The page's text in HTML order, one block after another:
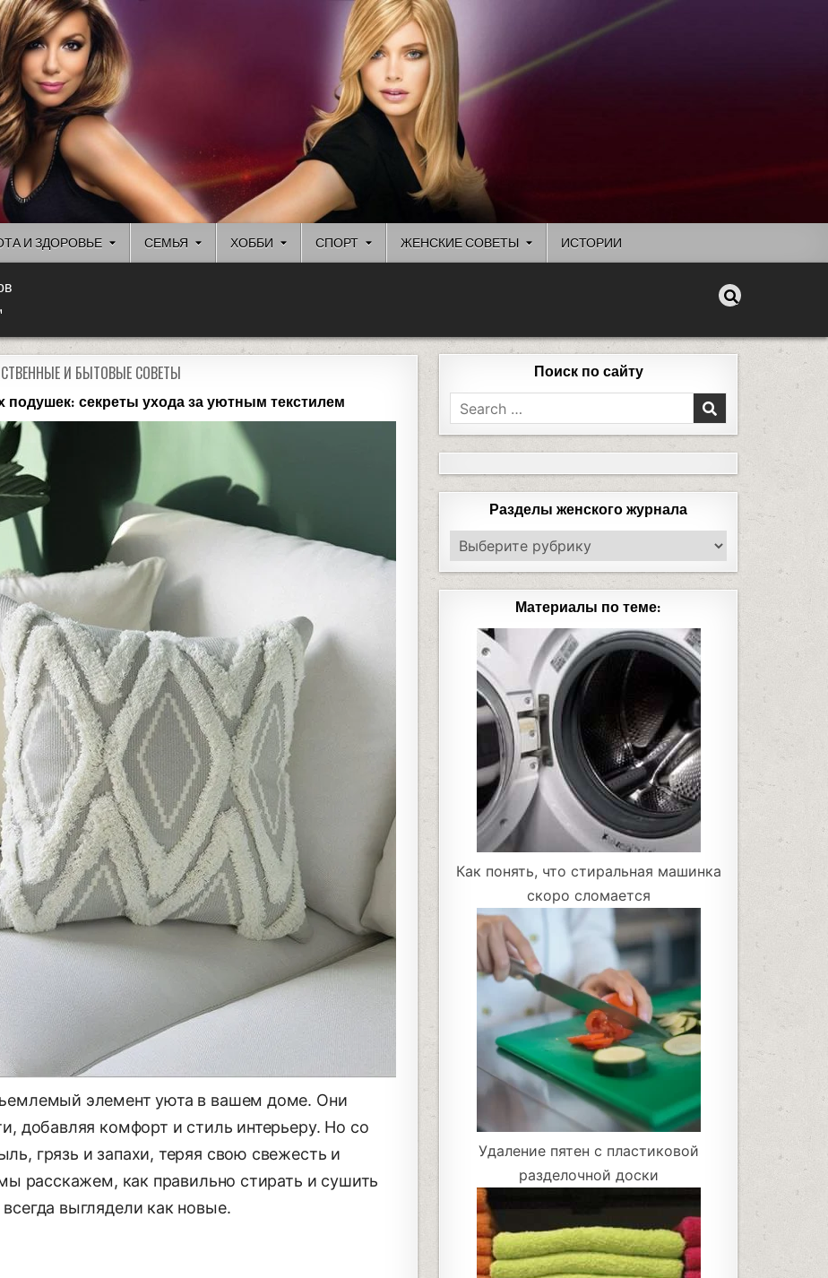
И ЗДОРОВЬЕ СЕМЬЯ ХОББИ СПОРТ ЖЕНСКИЕ СОВЕТЫ ИСТОРИИ
И БЫТОВЫЕ СОВЕТЫ
подушек: секреты ухода за уютным текстилем
элемент уюта в вашем доме. Они
добавляя комфорт и стиль интерьеру. Но со
грязь и запахи, теряя свою свежесть и
расскажем, как правильно стирать и сушить
выглядели как новые.
Поиск по сайту
Разделы женского журнала
Материалы по теме:
Как понять, что стиральная машинка
скоро сломается
Удаление пятен с пластиковой
разделочной доски